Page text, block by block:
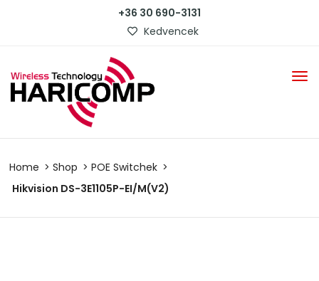
+36 30 690-3131
Kedvencek
Home Shop
POE Switchek
Hikvision DS-3E1105P-EI/M(V2)